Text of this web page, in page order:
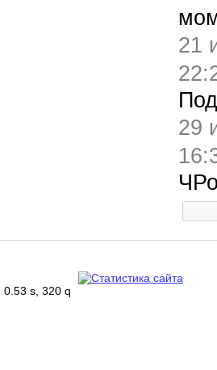
21
29
0.53 s, 320 q